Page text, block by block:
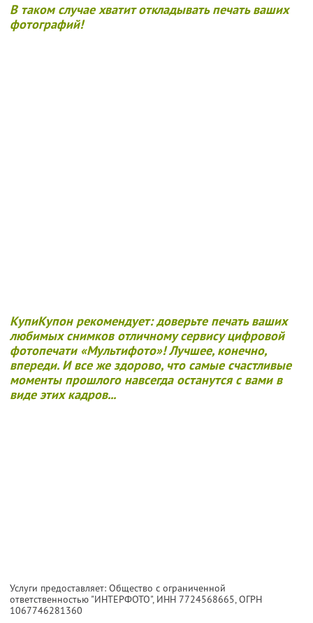
В таком случае хватит откладывать печать ваших
фотографий!
КупиКупон рекомендует: доверьте печать ваших
любимых снимков отличному сервису цифровой
фотопечати «Мультифото»!Лучшее, конечно,
впереди. И все же здорово, что самые счастливые
моменты прошлого навсегда останутся с вами в
виде этих кадров...
Услуги предоставляет: Общество с ограниченной
ответственностью "ИНТЕРФОТО", ИНН 7724568665, ОГРН
1067746281360